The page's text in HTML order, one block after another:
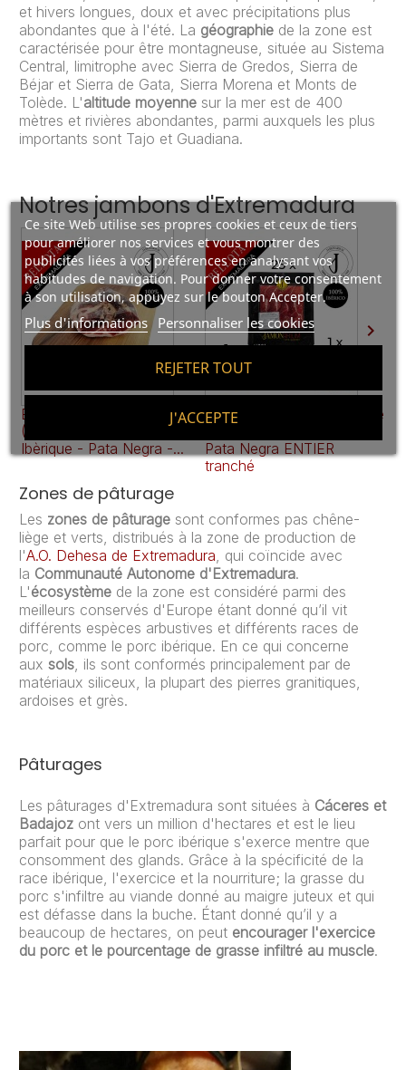
Ce site Web utilise ses propres cookies et ceux de tiers
pour améliorer nos services et vous montrer des
publicités liées à vos préférences en analysant vos
habitudes de navigation. Pour donner votre consentement
à son utilisation, appuyez sur le bouton Accepter.
Plus d'informations Personnaliser les cookies
REJETER TOUT
J'ACCEPTE
et hivers longues, doux et avec précipitations plus
abondantes que à l'été. La géographie de la zone est
caractérisée pour être montagneuse, située au Sistema
Central, limitrophe avec Sierra de Gredos, Sierra de
Béjar et Sierra de Gata, Sierra Morena et Monts de
Tolède. L'altitude moyenne sur la mer est de 400
mètres et rivières abondantes, parmi auxquels les plus
importants sont Tajo et Guadiana.
Notres jambons d'Extremadura
Épaule Ibérico Bellota
(Extremadura), 100% Race
Ibèrique - Pata Negra -...
Jambon Bellota 100% pure
Pata Negra ENTIER
tranché

Zones de pâturage
Les zones de pâturage sont conformes pas chêne-
liège et verts, distribués à la zone de production de
l'A.O. Dehesa de Extremadura, qui coïncide avec
la Communauté Autonome d'Extremadura.
L'écosystème de la zone est considéré parmi des
meilleurs conservés d'Europe étant donné qu’il vit
différents espèces arbustives et différents races de
porc, comme le porc ibérique. En ce qui concerne
aux sols, ils sont conformés principalement par de
matériaux siliceux, la plupart des pierres granitiques,
ardoises et grès.
Pâturages
Les pâturages d'Extremadura sont situées à Cáceres et
Badajoz ont vers un million d'hectares et est le lieu
parfait pour que le porc ibérique s'exerce mentre que
consomment des glands. Grâce à la spécificité de la
race ibérique, l'exercice et la nourriture; la grasse du
porc s'infiltre au viande donné au maigre juteux et qui
est défasse dans la buche. Étant donné qu’il y a
beaucoup de hectares, on peut encourager l'exercice
du porc et le pourcentage de grasse infiltré au muscle.